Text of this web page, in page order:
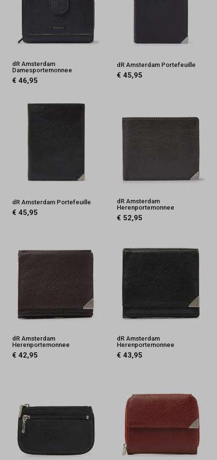
dR Amsterdam
Damesportemonnee
€ 46,95
dR Amsterdam Portefeuille
€ 45,95
dR Amsterdam Portefeuille
€ 45,95
dR Amsterdam
Herenportemonnee
€ 52,95
dR Amsterdam
Herenportemonnee
€ 42,95
dR Amsterdam
Herenportemonnee
€ 43,95